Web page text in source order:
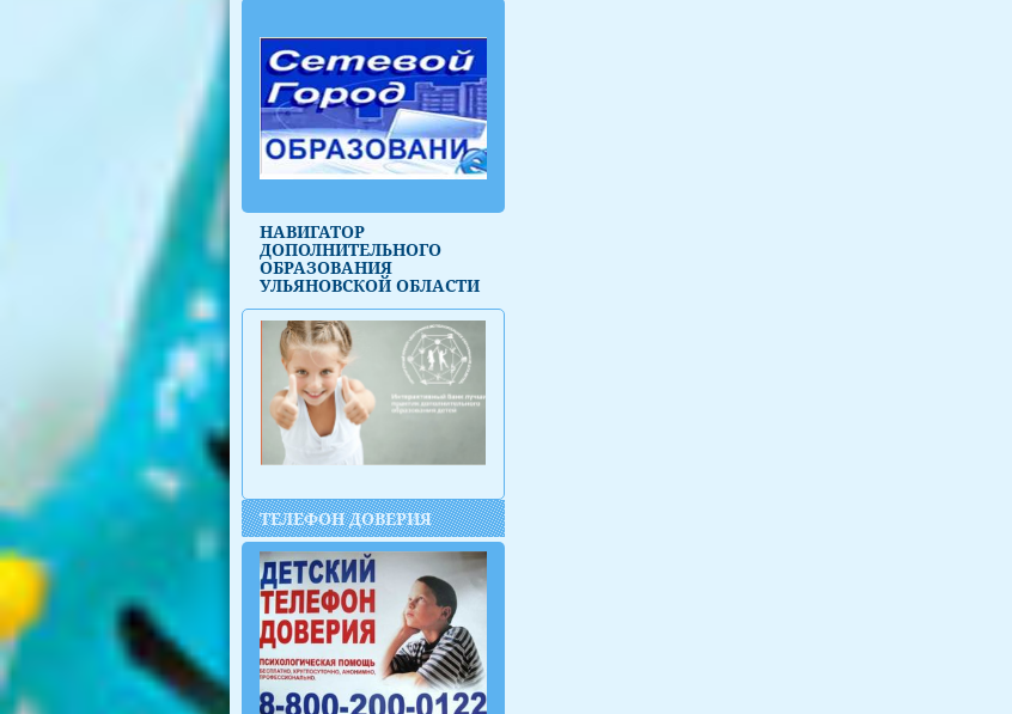
НАВИГАТОР
ДОПОЛНИТЕЛЬНОГО
ОБРАЗОВАНИЯ
УЛЬЯНОВСКОЙ ОБЛАСТИ
ТЕЛЕФОН ДОВЕРИЯ